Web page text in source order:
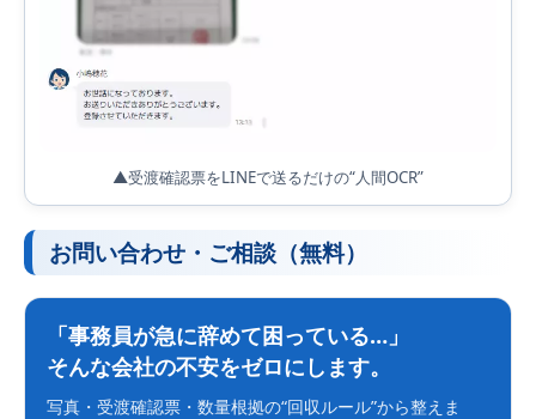
▲受渡確認票をLINEで送るだけの“人間OCR”
お問い合わせ・ご相談（無料）
「事務員が急に辞めて困っている…」
そんな会社の不安をゼロにします。
写真・受渡確認票・数量根拠の“回収ルール”から整えま